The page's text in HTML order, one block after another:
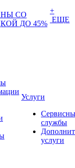
СО
ДО 45%
+
ЕЩЕ
Услуги
службы
услуги